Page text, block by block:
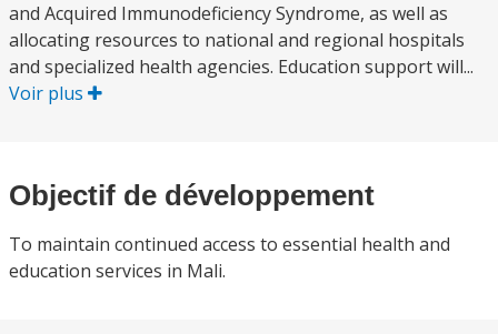
and Acquired Immunodeficiency Syndrome, as well as
allocating resources to national and regional hospitals
and specialized health agencies. Education support will...
Voir plus
Objectif de développement
To maintain continued access to essential health and
education services in Mali.